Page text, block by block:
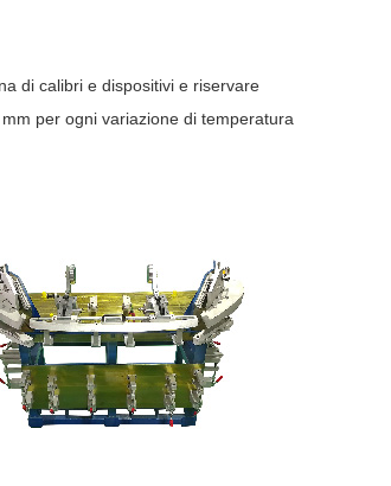
di calibri e dispositivi e riservare
per ogni variazione di temperatura